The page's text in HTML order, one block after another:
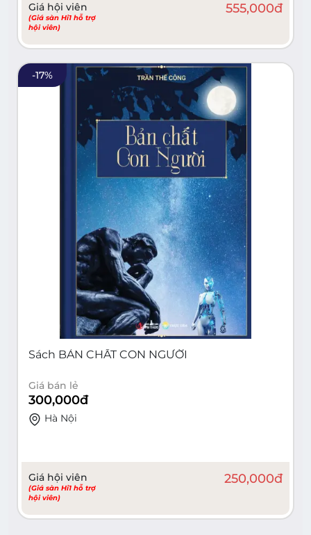
Giá hội viên
(Giá sàn Hi1 hỗ trợ
hội viên)
555,000đ
-17%
Sách BẢN CHẤT CON NGƯỜI
Giá bán lẻ
300,000đ
Hà Nội
Giá hội viên
(Giá sàn Hi1 hỗ trợ
hội viên)
250,000đ